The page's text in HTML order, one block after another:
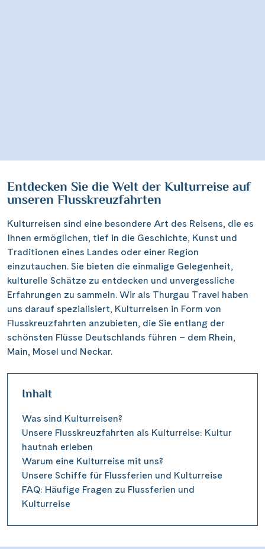
Entdecken Sie die Welt der Kulturreise auf
unseren Flusskreuzfahrten
Kulturreisen sind eine besondere Art des Reisens, die es
Ihnen ermöglichen, tief in die Geschichte, Kunst und
Traditionen eines Landes oder einer Region
einzutauchen. Sie bieten die einmalige Gelegenheit,
kulturelle Schätze zu entdecken und unvergessliche
Erfahrungen zu sammeln. Wir als Thurgau Travel haben
uns darauf spezialisiert, Kulturreisen in Form von
Flusskreuzfahrten anzubieten, die Sie entlang der
schönsten Flüsse Deutschlands führen – dem Rhein,
Main, Mosel und Neckar.
Inhalt
Was sind Kulturreisen?
Unsere Flusskreuzfahrten als Kulturreise: Kultur
hautnah erleben
Warum eine Kulturreise mit uns?
Unsere Schiffe für Flussferien und Kulturreise
FAQ: Häufige Fragen zu Flussferien und
Kulturreise